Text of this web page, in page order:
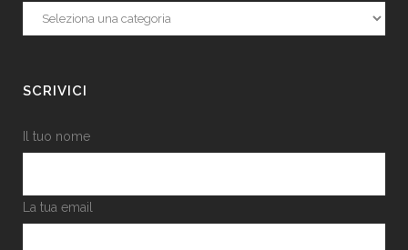
Categorie
SCRIVICI
Il tuo nome
La tua email